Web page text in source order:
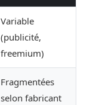
Variable
(publicité,
freemium)
Fragmentées
selon fabricant